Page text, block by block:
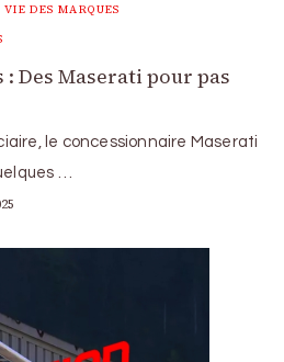
VIE DES MARQUES
: Des Maserati pour pas
le concessionnaire Maserati
…